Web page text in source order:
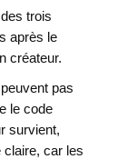
trois
après le
créateur.
pas
le code
survient,
claire, car les